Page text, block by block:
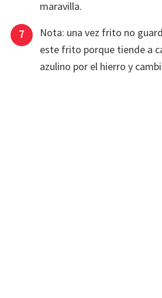
maravilla.
Nota: una vez frito no
este frito porque tiende a
azulino por el hierro y